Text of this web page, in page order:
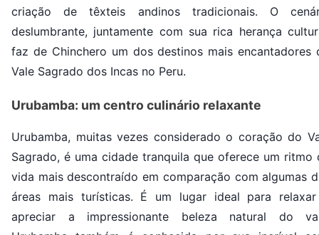
criação de têxteis andinos tradicionais. O
deslumbrante, juntamente com sua rica herança
faz de Chinchero um dos destinos mais encantadores
Vale Sagrado dos Incas no Peru.
Urubamba: um centro culinário relaxante
Urubamba, muitas vezes considerado o coração do
Sagrado, é uma cidade tranquila que oferece um ritmo
vida mais descontraído em comparação com algumas
áreas mais turísticas. É um lugar ideal para
apreciar a impressionante beleza natural do